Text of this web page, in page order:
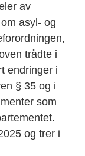
av
asyl- og
trådte i
endringer i
§ 35 og i
som
og trer i